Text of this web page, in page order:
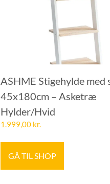
ASHME Stigehylde med
45x180cm – Asketræ
Hylder/Hvid
1.999,00 kr.
GÅ TIL SHOP